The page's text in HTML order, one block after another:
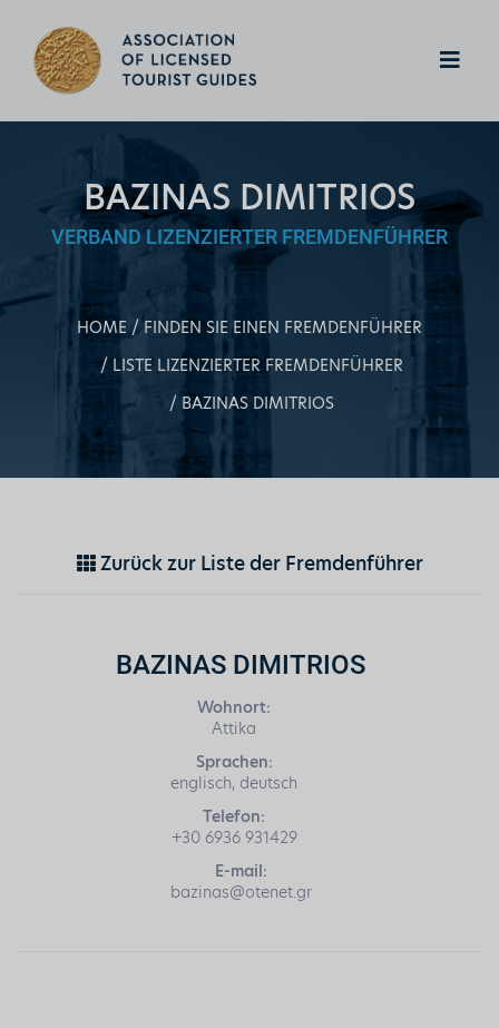
BAZINAS DIMITRIOS
VERBAND LIZENZIERTER FREMDENFÜHRER
HOME
FINDEN SIE EINEN FREMDENFÜHRER
LISTE LIZENZIERTER FREMDENFÜHRER
BAZINAS DIMITRIOS
Zurück zur Liste der Fremdenführer
BAZINAS DIMITRIOS
Wohnort:
Attika
Sprachen:
englisch, deutsch
Telefon:
+30 6936 931429
E-mail:
bazinas@otenet.gr